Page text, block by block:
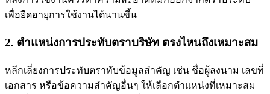
เพื่อยืดอายุการใช้งานได้นานขึ้น
2. ตำแหน่งการประทับตราบริษัท ตรงไหนถึงเหมาะสม
หลีกเลี่ยงการประทับตราทับข้อมูลสำคัญ เช่น ชื่อผู้ลงนาม เลขที่
เอกสาร หรือข้อความสำคัญอื่นๆ ให้เลือกตำแหน่งที่เหมาะสม